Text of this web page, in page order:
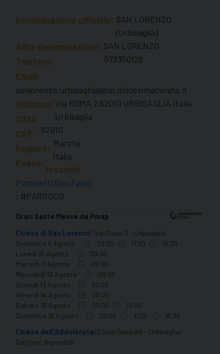
Denominazione ufficiale: SAN LORENZO
(Urbisaglia)
Altra denominazione: SAN LORENZO
Telefono:
073350128
Email:
sanlorenzo.urbisaglia@par.diocesimacerata.it
Indirizzo: Via ROMA 2 62010 URBISAGLIA Italia
Città:
Urbisaglia
CAP:
62010
Regione: Marche
Paese:
Italia
Incarichi
Piombetti Don Fabio
: #PARROCO
Orari Sante Messe da Pmap
Chiesa di San Lorenzo (Via Roma 2 - Urbisaglia)
Domenica 9 Agosto
09.00 11.00
18.30
Lunedì 10 Agosto
09.00
Martedì 11 Agosto
09.00
Mercoledì 12 Agosto
09.00
Giovedì 13 Agosto
09.00
Venerdì 14 Agosto
09.00
Sabato 15 Agosto
09.00
19.00
Domenica 16 Agosto
09.00 11.00
18.30
Chiesa dell'Addolorata (Corso Giannelli - Urbisaglia)
Dati non disponibili